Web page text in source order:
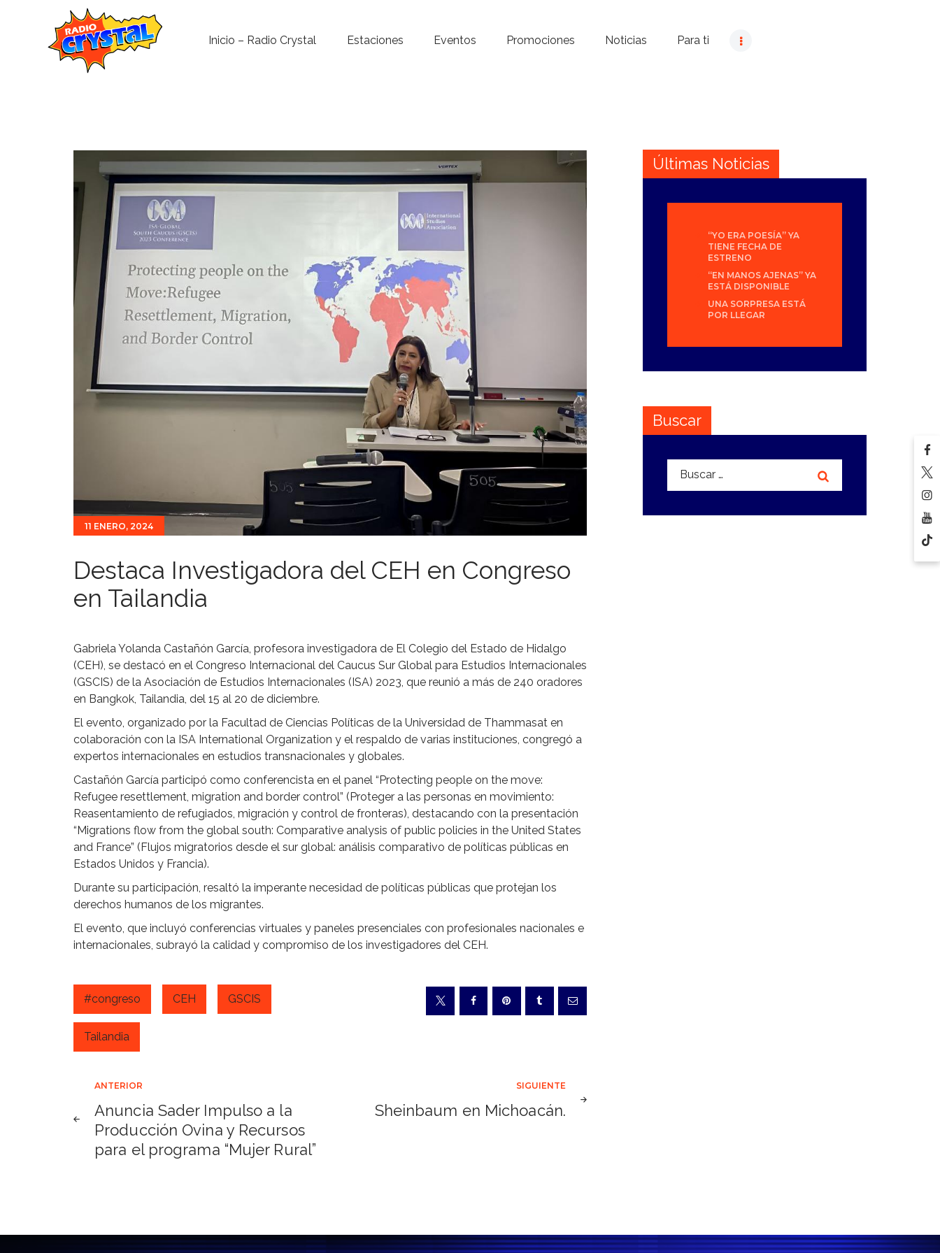
Inicio – Radio Crystal Estaciones Eventos Promociones Noticias Para ti
Noticias
Contacto
11 ENERO, 2024
Destaca Investigadora del CEH en Congreso
en Tailandia
Gabriela Yolanda Castañón García, profesora investigadora de El Colegio del Estado de Hidalgo
(CEH), se destacó en el Congreso Internacional del Caucus Sur Global para Estudios Internacionales
(GSCIS) de la Asociación de Estudios Internacionales (ISA) 2023, que reunió a más de 240 oradores
en Bangkok, Tailandia, del 15 al 20 de diciembre.
El evento, organizado por la Facultad de Ciencias Políticas de la Universidad de Thammasat en
colaboración con la ISA International Organization y el respaldo de varias instituciones, congregó a
expertos internacionales en estudios transnacionales y globales.
Castañón García participó como conferencista en el panel “Protecting people on the move:
Refugee resettlement, migration and border control” (Proteger a las personas en movimiento:
Reasentamiento de refugiados, migración y control de fronteras), destacando con la presentación
“Migrations flow from the global south: Comparative analysis of public policies in the United States
and France” (Flujos migratorios desde el sur global: análisis comparativo de políticas públicas en
Estados Unidos y Francia).
Durante su participación, resaltó la imperante necesidad de políticas públicas que protejan los
derechos humanos de los migrantes.
El evento, que incluyó conferencias virtuales y paneles presenciales con profesionales nacionales e
internacionales, subrayó la calidad y compromiso de los investigadores del CEH.
#congreso CEH GSCIS
Tailandia
Navegación
de
entradas
ANTERIOR
Anuncia Sader Impulso a la
Producción Ovina y Recursos
para el programa “Mujer Rural”
SIGUIENTE
Sheinbaum en Michoacán.
Últimas Noticias
“YO ERA POESÍA” YA
TIENE FECHA DE
ESTRENO
“EN MANOS AJENAS” YA
ESTÁ DISPONIBLE
UNA SORPRESA ESTÁ
POR LLEGAR
Buscar
Buscar: